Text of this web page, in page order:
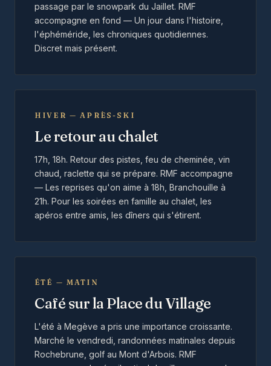
passage par le snowpark du Jaillet. RMF
accompagne en fond — Un jour dans l'histoire,
l'éphéméride, les chroniques quotidiennes.
Discret mais présent.
HIVER — APRÈS-SKI
Le retour au chalet
17h, 18h. Retour des pistes, feu de cheminée, vin
chaud, raclette qui se prépare. RMF accompagne
— Les reprises qu'on aime à 18h, Branchouille à
21h. Pour les soirées en famille au chalet, les
apéros entre amis, les dîners qui s'étirent.
ÉTÉ — MATIN
Café sur la Place du Village
L'été à Megève a pris une importance croissante.
Marché le vendredi, randonnées matinales depuis
Rochebrune, golf au Mont d'Arbois. RMF